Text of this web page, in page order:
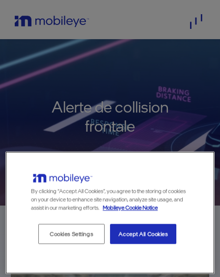
Alerte de collision
frontale
By clicking “Accept All Cookies”, you agree to the storing of cookies
on your device to enhance site navigation, analyze site usage, and
assist in our marketing efforts. Mobileye Cookie Notice
Cookies Settings Accept All Cookies